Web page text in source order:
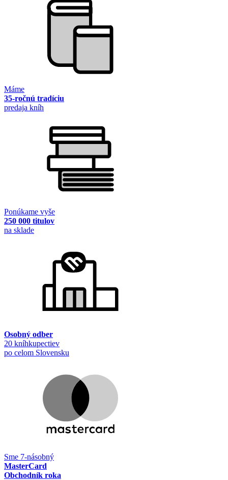
Máme
35-ročnú tradíciu
predaja kníh
Ponúkame vyše
250 000 titulov
na sklade
Osobný odber
20 kníhkupectiev
po celom Slovensku
Sme 7-násobný
MasterCard
Obchodník roka